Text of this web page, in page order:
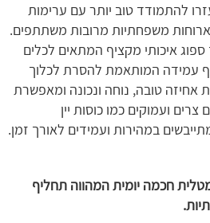
להתמודד טוב יותר עם ערימות
משפחתיות מרובות משתתפים.
איכותי מקציף המתאים לכלים
עמידה המותאמת להסרת לכלוך
טובה, נוחה ונכונה ומאפשרת
ועמוקים כמו כוסות יין
במהירות ועמידים לאורך זמן.
חכמה יומית המהווה תחליף